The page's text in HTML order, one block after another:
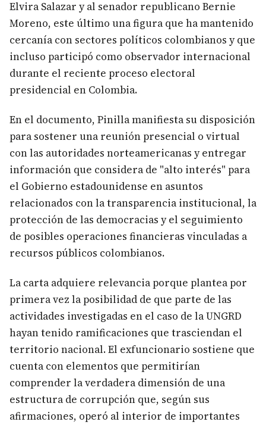
Elvira Salazar y al senador republicano Bernie
Moreno, este último una figura que ha mantenido
cercanía con sectores políticos colombianos y que
incluso participó como observador internacional
durante el reciente proceso electoral
presidencial en Colombia.
En el documento, Pinilla manifiesta su disposición
para sostener una reunión presencial o virtual
con las autoridades norteamericanas y entregar
información que considera de "alto interés" para
el Gobierno estadounidense en asuntos
relacionados con la transparencia institucional, la
protección de las democracias y el seguimiento
de posibles operaciones financieras vinculadas a
recursos públicos colombianos.
La carta adquiere relevancia porque plantea por
primera vez la posibilidad de que parte de las
actividades investigadas en el caso de la UNGRD
hayan tenido ramificaciones que trasciendan el
territorio nacional. El exfuncionario sostiene que
cuenta con elementos que permitirían
comprender la verdadera dimensión de una
estructura de corrupción que, según sus
afirmaciones, operó al interior de importantes